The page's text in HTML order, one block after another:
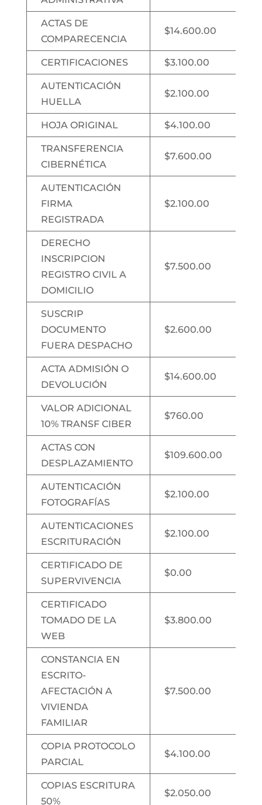
ACTAS DE
COMPARECENCIA
$14.600.00
CERTIFICACIONES $3.100.00
AUTENTICACIÓN
HUELLA
$2.100.00
HOJA ORIGINAL $4.100.00
TRANSFERENCIA
CIBERNÉTICA
$7.600.00
AUTENTICACIÓN
FIRMA
REGISTRADA
$2.100.00
DERECHO
INSCRIPCION
REGISTRO CIVIL A
DOMICILIO
$7.500.00
SUSCRIP
DOCUMENTO
FUERA DESPACHO
$2.600.00
ACTA ADMISIÓN O
DEVOLUCIÓN
$14.600.00
VALOR ADICIONAL
10% TRANSF CIBER
$760.00
ACTAS CON
DESPLAZAMIENTO
$109.600.00
AUTENTICACIÓN
FOTOGRAFÍAS
$2.100.00
AUTENTICACIONES
ESCRITURACIÓN
$2.100.00
CERTIFICADO DE
SUPERVIVENCIA
$0.00
CERTIFICADO
TOMADO DE LA
WEB
$3.800.00
CONSTANCIA EN
ESCRITO-
AFECTACIÓN A
VIVIENDA
FAMILIAR
$7.500.00
COPIA PROTOCOLO
PARCIAL
$4.100.00
COPIAS ESCRITURA
50%
$2.050.00